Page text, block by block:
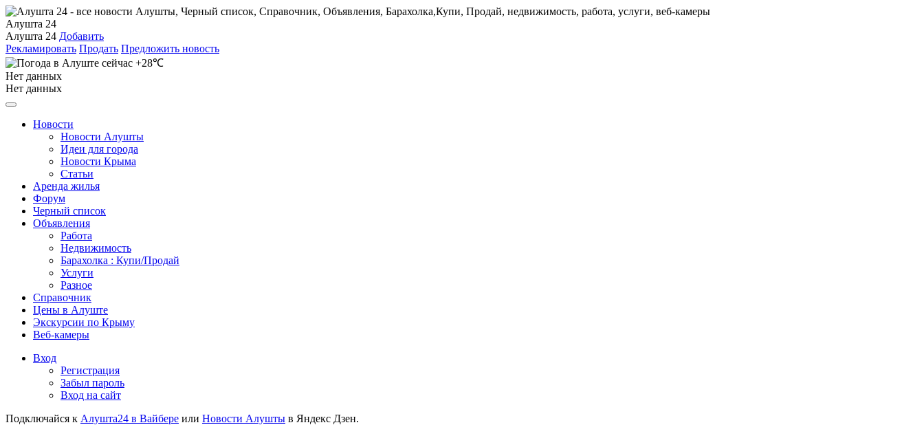
Алушта 24
Алушта 24 Добавить
Рекламировать Продать Предложить новость
+28℃
Нет данных
Нет данных
Новости
Новости Алушты
Идеи для города
Новости Крыма
Статьи
Аренда жилья
Форум
Черный список
Объявления
Работа
Недвижимость
Барахолка : Купи/Продай
Услуги
Разное
Справочник
Цены в Алуште
Экскурсии по Крыму
Веб-камеры
Вход
Регистрация
Забыл пароль
Вход на сайт
Подключайся к Алушта24 в Вайбере или Новости Алушты в Яндекс Дзен.